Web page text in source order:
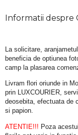
Informatii despre
La solicitare,
beneficia de optiunea
camp la plasarea
Livram flori oriunde in
prin LUXCOURIER,
deosebita, efectuata de
si papion.
ATENTIE!!! Poza